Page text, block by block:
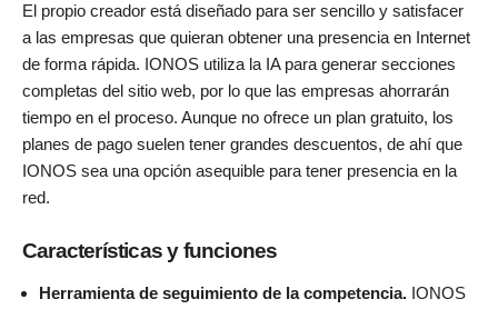
El propio creador está diseñado para ser sencillo y satisfacer
a las empresas que quieran obtener una presencia en Internet
de forma rápida. IONOS utiliza la IA para generar secciones
completas del sitio web, por lo que las empresas ahorrarán
tiempo en el proceso. Aunque no ofrece un plan gratuito, los
planes de pago suelen tener grandes descuentos, de ahí que
IONOS sea una opción asequible para tener presencia en la
red.
Características y funciones
Herramienta de seguimiento de la competencia. IONOS